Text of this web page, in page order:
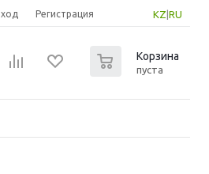
KZ RU
Регистрация
Корзина
пуста